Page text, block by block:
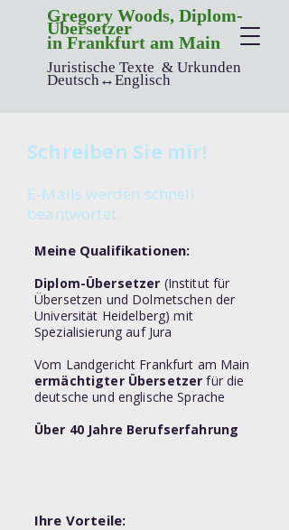
Gregory Woods, Diplom-
Übersetzer
in Frankfurt am Main
Juristische Texte & Urkunden
Deutsch↔Englisch
Schreiben Sie mir!
E-Mails werden schnell
beantwortet.
Meine Qualifikationen:
Diplom-Übersetzer (Institut für
Übersetzen und Dolmetschen der
Universität Heidelberg) mit
Spezialisierung auf Jura
Vom Landgericht Frankfurt am Main
ermächtigter Übersetzer für die
deutsche und englische Sprache
Über 40 Jahre Berufserfahrung
Ihre Vorteile: